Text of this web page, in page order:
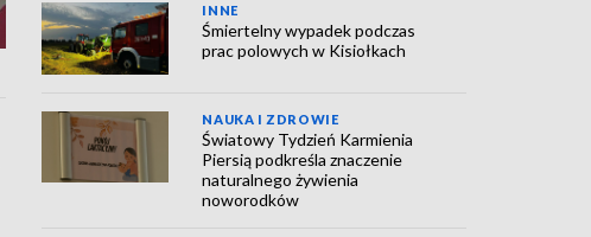
INNE
Śmiertelny wypadek podczas
prac polowych w Kisiołkach
NAUKA I ZDROWIE
Światowy Tydzień Karmienia
Piersią podkreśla znaczenie
naturalnego żywienia
noworodków